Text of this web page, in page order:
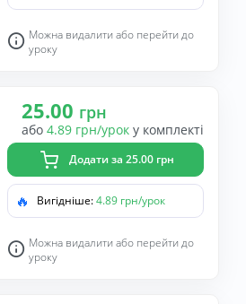
Можна видалити або перейти до
уроку
25.00 грн
або 4.89 грн/урок у комплекті
Додати за 25.00 грн
🔥 Вигідніше:4.89 грн/урок
Можна видалити або перейти до
уроку